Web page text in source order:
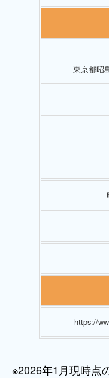
東京都昭
https://
※2026年1月現時点